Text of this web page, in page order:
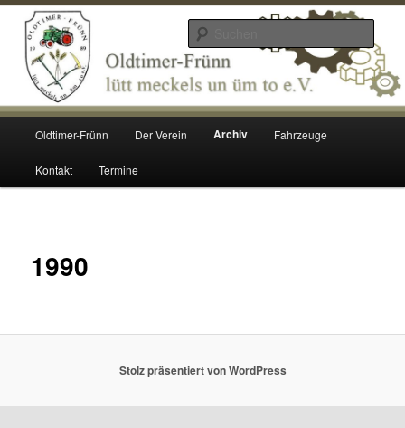
Zum
Inhalt
wechseln
Oldtimer Frünn
lütt meckels un üm to e.V.
Oldtimer-Frünn Der Verein Archiv Fahrzeuge
Kontakt Termine
1990
Stolz präsentiert von WordPress